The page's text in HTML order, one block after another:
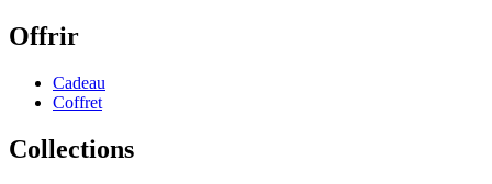
Offrir
Cadeau
Coffret
Collections